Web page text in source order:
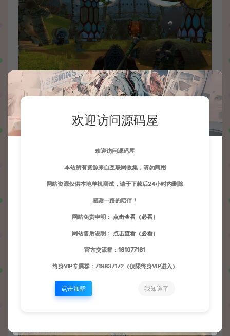
欢迎访问源码屋
欢迎访问源码屋
本站所有资源来自互联网收集，请勿商用
网站资源仅供本地单机测试，请于下载后24小时内删除
感谢一路的陪伴！
网站免责申明： 点击查看（必看）
网站售后说明： 点击查看（必看）
官方交流群：161077161
终身VIP专属群：718837172（仅限终身VIP进入）
点击加群 我知道了